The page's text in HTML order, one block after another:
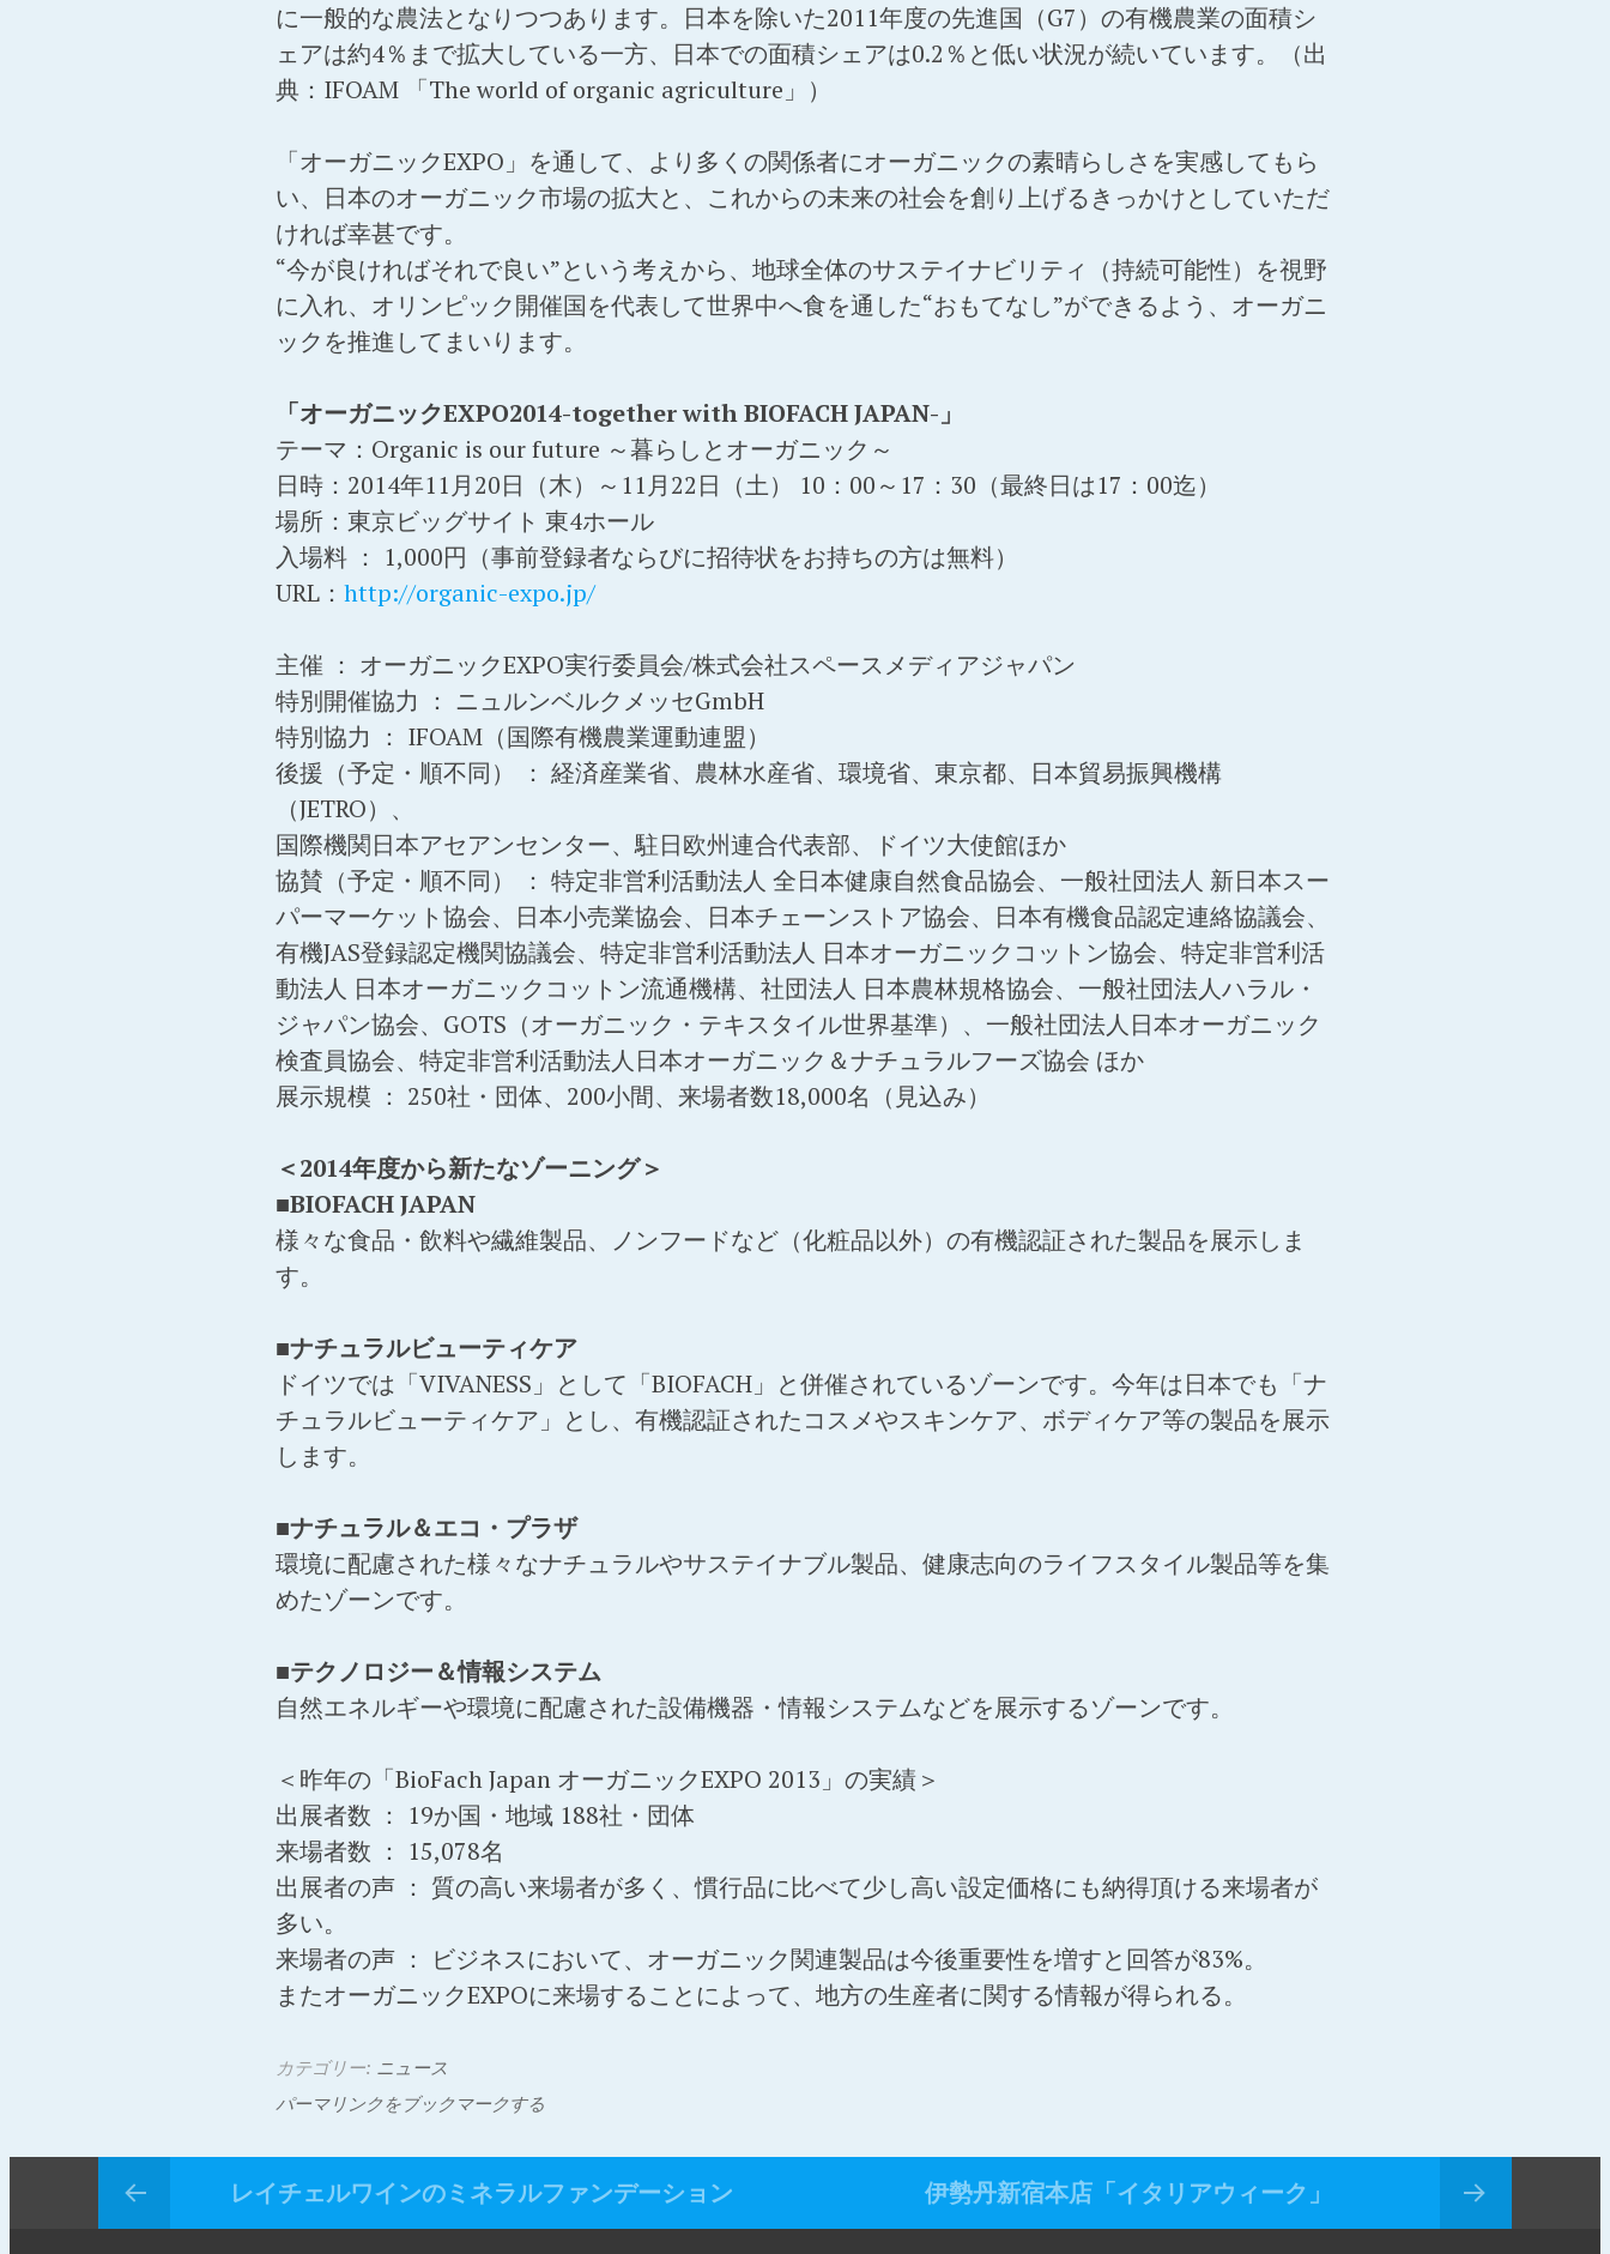
に一般的な農法となりつつあります。日本を除いた2011年度の先進国（G7）の有機農業の面積シ
ェアは約4％まで拡大している一方、日本での面積シェアは0.2％と低い状況が続いています。（出
典：IFOAM 「The world of organic agriculture」）
「オーガニックEXPO」を通して、より多くの関係者にオーガニックの素晴らしさを実感してもら
い、日本のオーガニック市場の拡大と、これからの未来の社会を創り上げるきっかけとしていただ
ければ幸甚です。
“今が良ければそれで良い”という考えから、地球全体のサステイナビリティ（持続可能性）を視野
に入れ、オリンピック開催国を代表して世界中へ食を通した“おもてなし”ができるよう、オーガニ
ックを推進してまいります。
「オーガニックEXPO2014-together with BIOFACH JAPAN-」
テーマ：Organic is our future ～暮らしとオーガニック～
日時：2014年11月20日（木）～11月22日（土） 10：00～17：30（最終日は17：00迄）
場所：東京ビッグサイト 東4ホール
入場料 ： 1,000円（事前登録者ならびに招待状をお持ちの方は無料）
URL： http://organic-expo.jp/
主催 ： オーガニックEXPO実行委員会/株式会社スペースメディアジャパン
特別開催協力 ： ニュルンベルクメッセGmbH
特別協力 ： IFOAM（国際有機農業運動連盟）
後援（予定・順不同） ： 経済産業省、農林水産省、環境省、東京都、日本貿易振興機構
（JETRO）、
国際機関日本アセアンセンター、駐日欧州連合代表部、ドイツ大使館ほか
協賛（予定・順不同） ： 特定非営利活動法人 全日本健康自然食品協会、一般社団法人 新日本スー
パーマーケット協会、日本小売業協会、日本チェーンストア協会、日本有機食品認定連絡協議会、
有機JAS登録認定機関協議会、特定非営利活動法人 日本オーガニックコットン協会、特定非営利活
動法人 日本オーガニックコットン流通機構、社団法人 日本農林規格協会、一般社団法人ハラル・
ジャパン協会、GOTS（オーガニック・テキスタイル世界基準）、一般社団法人日本オーガニック
検査員協会、特定非営利活動法人日本オーガニック＆ナチュラルフーズ協会 ほか
展示規模 ： 250社・団体、200小間、来場者数18,000名（見込み）
＜2014年度から新たなゾーニング＞
■BIOFACH JAPAN
様々な食品・飲料や繊維製品、ノンフードなど（化粧品以外）の有機認証された製品を展示しま
す。
■ナチュラルビューティケア
ドイツでは「VIVANESS」として「BIOFACH」と併催されているゾーンです。今年は日本でも「ナ
チュラルビューティケア」とし、有機認証されたコスメやスキンケア、ボディケア等の製品を展示
します。
■ナチュラル＆エコ・プラザ
環境に配慮された様々なナチュラルやサステイナブル製品、健康志向のライフスタイル製品等を集
めたゾーンです。
■テクノロジー＆情報システム
自然エネルギーや環境に配慮された設備機器・情報システムなどを展示するゾーンです。
＜昨年の「BioFach Japan オーガニックEXPO 2013」の実績＞
出展者数 ： 19か国・地域 188社・団体
来場者数 ： 15,078名
出展者の声 ： 質の高い来場者が多く、慣行品に比べて少し高い設定価格にも納得頂ける来場者が
多い。
来場者の声 ： ビジネスにおいて、オーガニック関連製品は今後重要性を増すと回答が83%。
またオーガニックEXPOに来場することによって、地方の生産者に関する情報が得られる。
カテゴリー: ニュース
パーマリンクをブックマークする
レイチェルワインのミネラルファンデーション 伊勢丹新宿本店「イタリアウィーク」